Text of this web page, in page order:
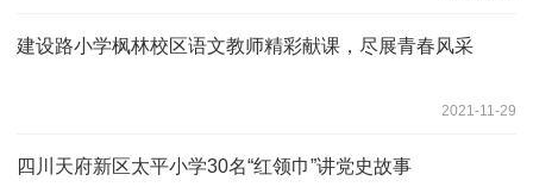
建设路小学枫林校区语文教师精彩献课，尽展青春风采
2021-11-29
四川天府新区太平小学30名“红领巾”讲党史故事